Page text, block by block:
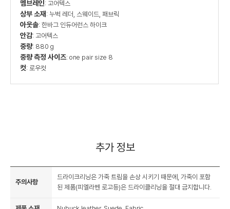
멤브레인: 고어텍스
상부 소재 : 누벅 레더, 스웨이드, 패브릭
아웃솔: 한바그 인듀어런스 하이크
안감: 고어텍스
중량: 880 g
중량 측정 사이즈: one pair size 8
컷: 로우컷
추가 정보
주의사항
드라이크리닝은 가죽 트림을 손상 시키기 때문에, 가죽이 포함
된 제품(피엘라벤 로고등)은 드라이클리닝을 절대 금지합니다.